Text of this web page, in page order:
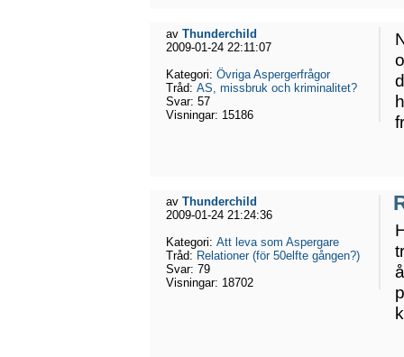
av Thunderchild
2009-01-24 22:11:07
Kategori: Övriga Aspergerfrågor
Tråd: AS, missbruk och kriminalitet?
Svar: 57
Visningar: 15186
av Thunderchild
2009-01-24 21:24:36
Kategori: Att leva som Aspergare
Tråd: Relationer (för 50elfte gången?)
Svar: 79
Visningar: 18702